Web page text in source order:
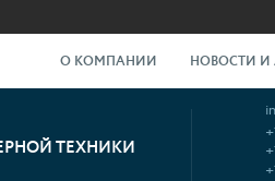
О КОМПАНИИ НОВОСТИ И
ТЕХНИКИ